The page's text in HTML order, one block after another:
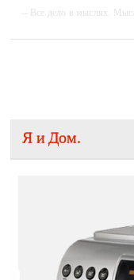
-- Все дело в мыслях.
ушей. Он никогда не
Я и Дом.